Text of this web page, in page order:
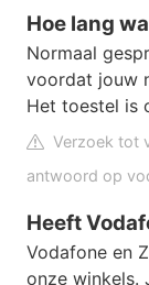
Hoe lang
Normaal
voordat jouw
Het toestel is
Verzoek tot
antwoord op
Heeft
Vodafone en
onze winkels.